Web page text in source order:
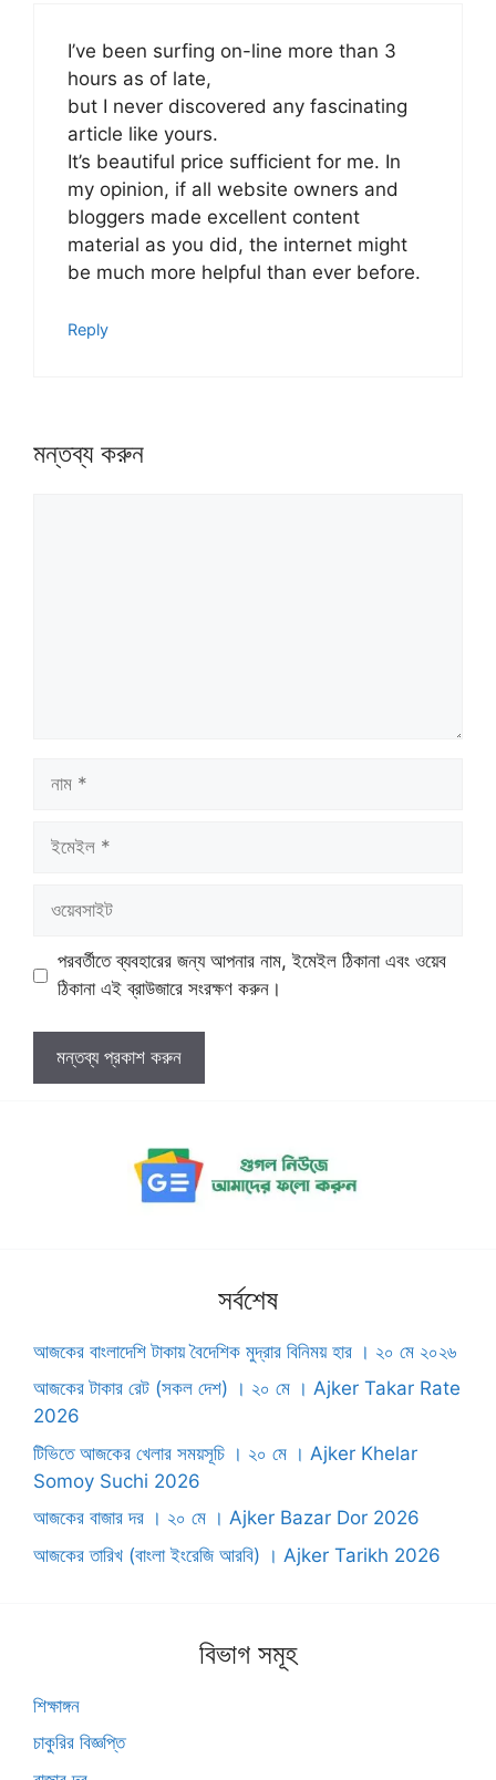
I’ve been surfing on-line more than 3
hours as of late,
but I never discovered any fascinating
article like yours.
It’s beautiful price sufficient for me. In
my opinion, if all website owners and
bloggers made excellent content
material as you did, the internet might
be much more helpful than ever before.
Reply
মন্তব্য করুন
ইমেইল
পরবর্তীতে ব্যবহারের জন্য আপনার নাম, ইমেইল ঠিকানা এবং ওয়েব
ঠিকানা এই ব্রাউজারে সংরক্ষণ করুন।
সর্বশেষ
আজকের বাংলাদেশি টাকায় বৈদেশিক মুদ্রার বিনিময় হার । ২০ মে ২০২৬
আজকের টাকার রেট (সকল দেশ) । ২০ মে । ‍Ajker Takar Rate
2026
টিভিতে আজকের খেলার সময়সূচি । ২০ মে । Ajker Khelar
Somoy Suchi 2026
আজকের বাজার দর । ২০ মে । Ajker Bazar Dor 2026
আজকের তারিখ (বাংলা ইংরেজি আরবি) । Ajker Tarikh 2026
বিভাগ সমূহ
শিক্ষাঙ্গন
চাকুরির বিজ্ঞপ্তি